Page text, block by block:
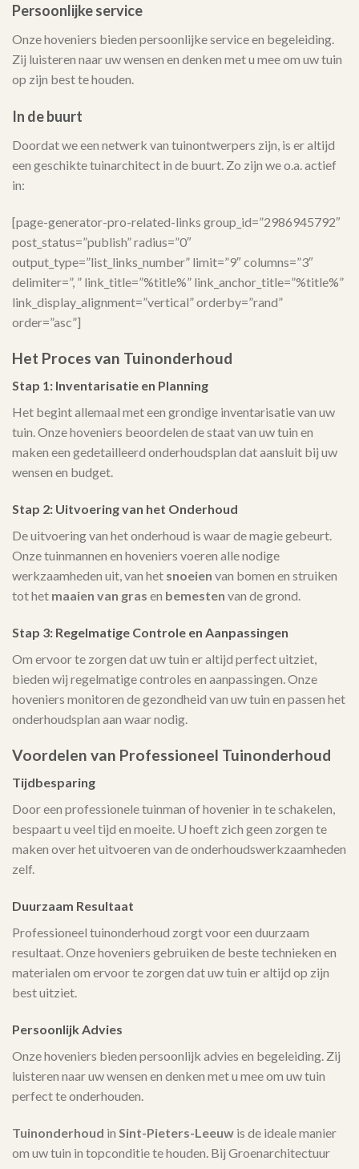
Persoonlijke service
Onze hoveniers bieden persoonlijke service en begeleiding.
Zij luisteren naar uw wensen en denken met u mee om uw tuin
op zijn best te houden.
In de buurt
Doordat we een netwerk van tuinontwerpers zijn, is er altijd
een geschikte tuinarchitect in de buurt. Zo zijn we o.a. actief
in:
[page-generator-pro-related-links group_id=”2986945792″
post_status=”publish” radius=”0″
output_type=”list_links_number” limit=”9″ columns=”3″
delimiter=”, ” link_title=”%title%” link_anchor_title=”%title%”
link_display_alignment=”vertical” orderby=”rand”
order=”asc”]
Het Proces van Tuinonderhoud
Stap 1: Inventarisatie en Planning
Het begint allemaal met een grondige inventarisatie van uw
tuin. Onze hoveniers beoordelen de staat van uw tuin en
maken een gedetailleerd onderhoudsplan dat aansluit bij uw
wensen en budget.
Stap 2: Uitvoering van het Onderhoud
De uitvoering van het onderhoud is waar de magie gebeurt.
Onze tuinmannen en hoveniers voeren alle nodige
werkzaamheden uit, van het snoeien van bomen en struiken
tot het maaien van gras en bemesten van de grond.
Stap 3: Regelmatige Controle en Aanpassingen
Om ervoor te zorgen dat uw tuin er altijd perfect uitziet,
bieden wij regelmatige controles en aanpassingen. Onze
hoveniers monitoren de gezondheid van uw tuin en passen het
onderhoudsplan aan waar nodig.
Voordelen van Professioneel Tuinonderhoud
Tijdbesparing
Door een professionele tuinman of hovenier in te schakelen,
bespaart u veel tijd en moeite. U hoeft zich geen zorgen te
maken over het uitvoeren van de onderhoudswerkzaamheden
zelf.
Duurzaam Resultaat
Professioneel tuinonderhoud zorgt voor een duurzaam
resultaat. Onze hoveniers gebruiken de beste technieken en
materialen om ervoor te zorgen dat uw tuin er altijd op zijn
best uitziet.
Persoonlijk Advies
Onze hoveniers bieden persoonlijk advies en begeleiding. Zij
luisteren naar uw wensen en denken met u mee om uw tuin
perfect te onderhouden.
Tuinonderhoud in Sint-Pieters-Leeuw is de ideale manier
om uw tuin in topconditie te houden. Bij Groenarchitectuur